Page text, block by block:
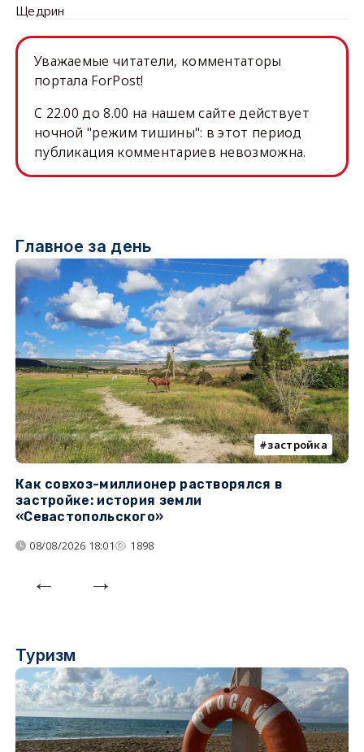
Щедрин
Уважаемые читатели, комментаторы
портала ForPost!
C 22.00 до 8.00 на нашем сайте действует
ночной "режим тишины": в этот период
публикация комментариев невозможна.
Главное за день
застройка
Как совхоз-миллионер растворялся в
застройке: история земли
«Севастопольского»
08/08/2026 18:01 1898
Туризм